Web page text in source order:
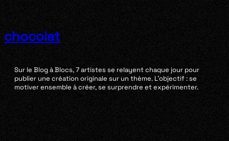
chocolat
Sur le Blog à Blocs, 7 artistes se relayent chaque jour pour
publier une création originale sur un thème. L’objectif : se
motiver ensemble à créer, se surprendre et expérimenter.